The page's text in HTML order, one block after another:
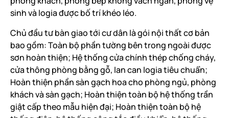
sinh và logia được bố trí khéo léo.
Chủ đầu tư bàn giao tới cư dân là gói nội thất cơ bản
bao gồm: Toàn bộ phần tường bên trong ngoài được
sơn hoàn thiện; Hệ thống cửa chính thép chống cháy,
cửa thông phòng bằng gỗ, lan can logia tiêu chuẩn;
Hoàn thiện phần sàn gạch hoa cho phòng ngủ, phòng
khách và sàn gạch; Hoàn thiện toàn bộ hệ thống trần
giật cấp theo mẫu hiện đại; Hoàn thiện toàn bộ hệ